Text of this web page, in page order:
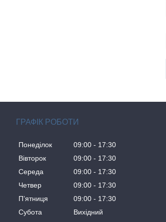
ГРАФІК РОБОТИ
Понеділок 09:00
17:30
Вівторок
09:00
17:30
Середа
09:00
17:30
Четвер
09:00
17:30
Пʼятниця
09:00
17:30
Субота
Вихідний